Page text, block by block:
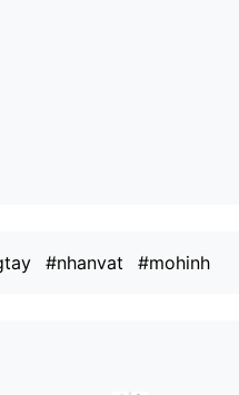
#nhanvat #mohinh